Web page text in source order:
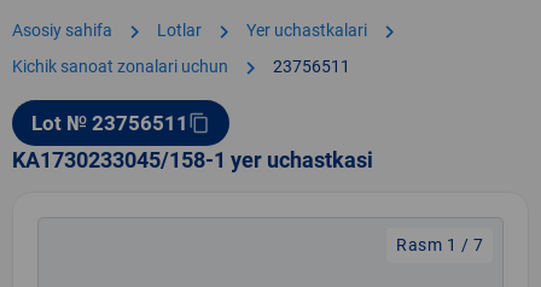
Asosiy sahifa chevron_right Lotlar chevron_right Yer uchastkalari chevron_right
Kichik sanoat zonalari uchun chevron_right 23756511
Lot № 23756511 content_copy
KA1730233045/158-1 yer uchastkasi
Rasm 1 / 7